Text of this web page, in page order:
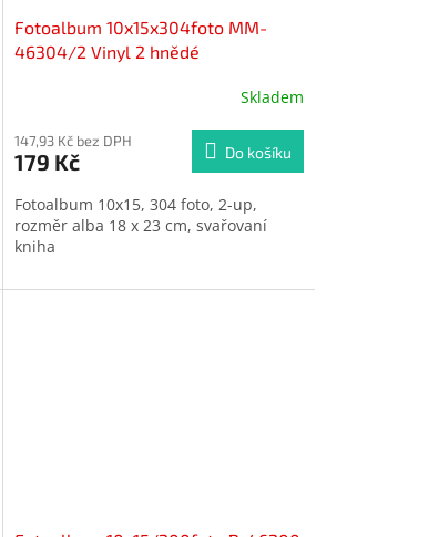
Fotoalbum 10x15x304foto MM-
46304/2 Vinyl 2 hnědé
produktu
je
z
5
hvězdiček.
Skladem
147,93 Kč bez DPH
179 Kč Do košíku
Fotoalbum 10x15, 304 foto, 2-up,
rozměr alba 18 x 23 cm, svařovaní
kniha